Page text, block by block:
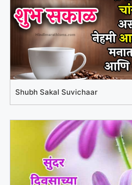
Shubh Sakal Suvichaar